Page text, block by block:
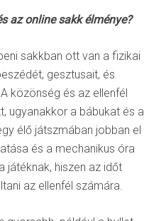
az online sakk élménye?
sakkban ott van a fizikai
gesztusait, és
közönség és az ellenfél
ugyanakkor a bábukat és a
élő játszmában jobban el
és a mechanikus óra
játéknak, hiszen az időt
az ellenfél számára.